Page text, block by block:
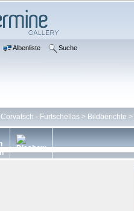
Albenliste Suche
Corvatsch - Furtschellas> Bildberichte >